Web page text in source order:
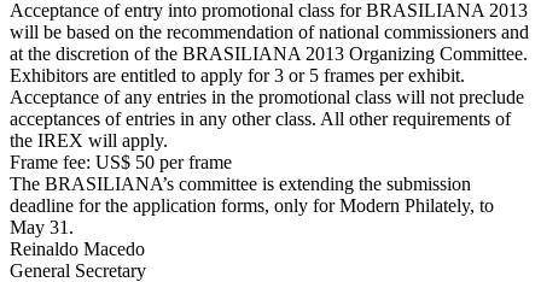
Acceptance of entry into promotional class for BRASILIANA 2013
will be based on the recommendation of national commissioners and
at the discretion of the BRASILIANA 2013 Organizing Committee.
Exhibitors are entitled to apply for 3 or 5 frames per exhibit.
Acceptance of any entries in the promotional class will not preclude
acceptances of entries in any other class. All other requirements of
the IREX will apply.
Frame fee: US$ 50 per frame
The BRASILIANA’s committee is extending the submission
deadline for the application forms, only for Modern Philately, to
May 31.
Reinaldo Macedo
General Secretary